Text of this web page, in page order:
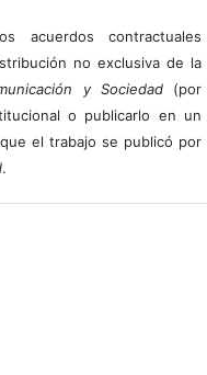
acuerdos contractuales
no exclusiva de la
y Sociedad(por
o publicarlo en un
el trabajo se publicó por
.